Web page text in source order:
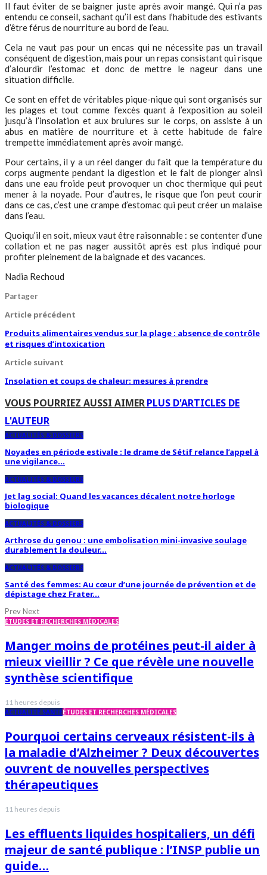
Il faut éviter de se baigner juste après avoir mangé. Qui n’a pas
entendu ce conseil, sachant qu’il est dans l’habitude des estivants
d’être férus de nourriture au bord de l’eau.
Cela ne vaut pas pour un encas qui ne nécessite pas un travail
conséquent de digestion, mais pour un repas consistant qui risque
d’alourdir l’estomac et donc de mettre le nageur dans une
situation difficile.
Ce sont en effet de véritables pique-nique qui sont organisés sur
les plages et tout comme l’excès quant à l’exposition au soleil
jusqu’à l’insolation et aux brulures sur le corps, on assiste à un
abus en matière de nourriture et à cette habitude de faire
trempette immédiatement après avoir mangé.
Pour certains, il y a un réel danger du fait que la température du
corps augmente pendant la digestion et le fait de plonger ainsi
dans une eau froide peut provoquer un choc thermique qui peut
mener à la noyade. Pour d’autres, le risque que l’on peut courir
dans ce cas, c’est une crampe d’estomac qui peut créer un malaise
dans l’eau.
Quoiqu’il en soit, mieux vaut être raisonnable : se contenter d’une
collation et ne pas nager aussitôt après est plus indiqué pour
profiter pleinement de la baignade et des vacances.
Nadia Rechoud
Partager
Article précédent
Produits alimentaires vendus sur la plage : absence de contrôle
et risques d’intoxication
Article suivant
Insolation et coups de chaleur: mesures à prendre
VOUS POURRIEZ AUSSI AIMERPLUS D'ARTICLES DE
L'AUTEUR
ACTUALITÉS & DOSSIERS
Noyades en période estivale : le drame de Sétif relance l’appel à
une vigilance…
ACTUALITÉS & DOSSIERS
Jet lag social: Quand les vacances décalent notre horloge
biologique
ACTUALITÉS & DOSSIERS
Arthrose du genou : une embolisation mini-invasive soulage
durablement la douleur…
ACTUALITÉS & DOSSIERS
Santé des femmes: Au cœur d’une journée de prévention et de
dépistage chez Frater…
PrevNext
ÉTUDES ET RECHERCHES MÉDICALES
Manger moins de protéines peut-il aider à
mieux vieillir ? Ce que révèle une nouvelle
synthèse scientifique
11 heures depuis
ACTUALITÉ SANTÉÉTUDES ET RECHERCHES MÉDICALES
Pourquoi certains cerveaux résistent-ils à
la maladie d’Alzheimer ? Deux découvertes
ouvrent de nouvelles perspectives
thérapeutiques
11 heures depuis
Les effluents liquides hospitaliers, un défi
majeur de santé publique : l’INSP publie un
guide…